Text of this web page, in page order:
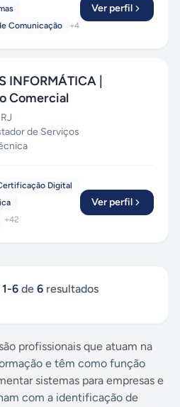
Comunicação
+4
Ver perfil
INFORMÁTICA |
Comercial
RJ
de Serviços·
Digital
+42
Ver perfil
1-6de 6resultados
profissionais que atuam na
e têm como função
sistemas para empresas e
com a identificação de